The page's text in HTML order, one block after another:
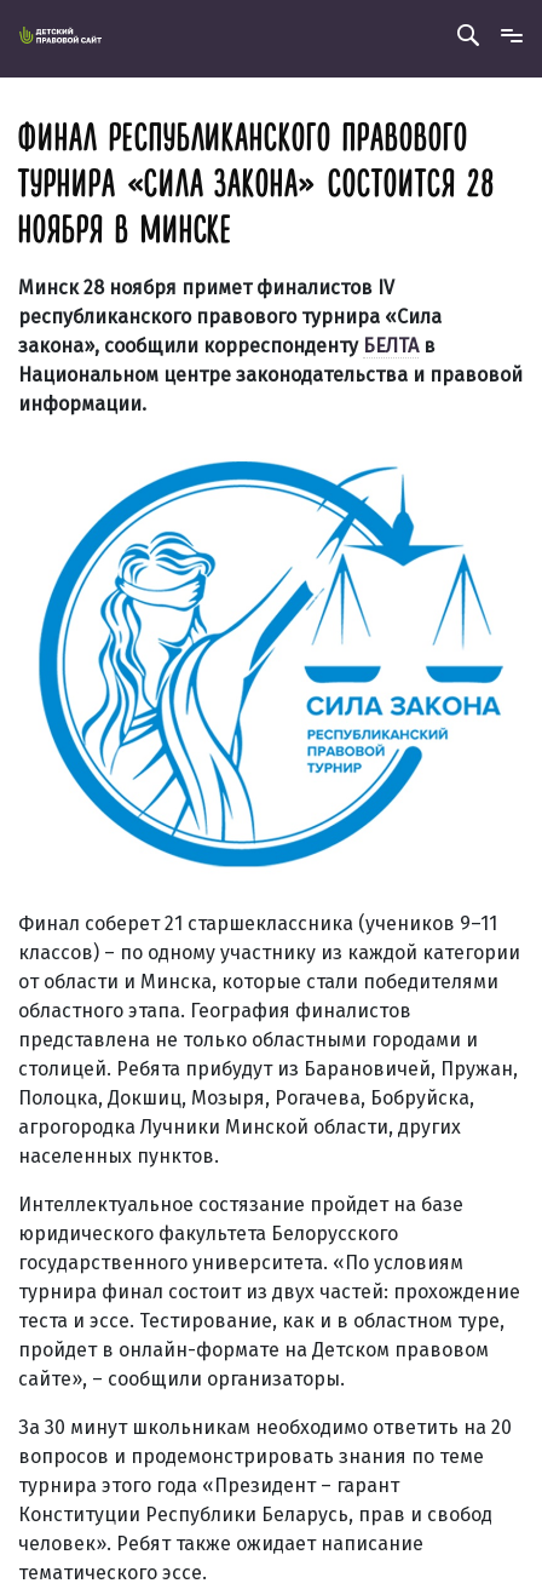
ФИНАЛ РЕСПУБЛИКАНСКОГО ПРАВОВОГО
ТУРНИРА «СИЛА ЗАКОНА» СОСТОИТСЯ 28
НОЯБРЯ В МИНСКЕ
Минск 28 ноября примет финалистов IV
республиканского правового турнира «Сила
закона», сообщили корреспонденту БЕЛТАв
Национальном центре законодательства и правовой
информации.
Финал соберет 21 старшеклассника (учеников 9–11
классов) – по одному участнику из каждой категории
от области и Минска, которые стали победителями
областного этапа. География финалистов
представлена не только областными городами и
столицей. Ребята прибудут из Барановичей, Пружан,
Полоцка, Докшиц, Мозыря, Рогачева, Бобруйска,
агрогородка Лучники Минской области, других
населенных пунктов.
Интеллектуальное состязание пройдет на базе
юридического факультета Белорусского
государственного университета. «По условиям
турнира финал состоит из двух частей: прохождение
теста и эссе. Тестирование, как и в областном туре,
пройдет в онлайн-формате на Детском правовом
сайте», – сообщили организаторы.
За 30 минут школьникам необходимо ответить на 20
вопросов и продемонстрировать знания по теме
турнира этого года «Президент – гарант
Конституции Республики Беларусь, прав и свобод
человек». Ребят также ожидает написание
тематического эссе.